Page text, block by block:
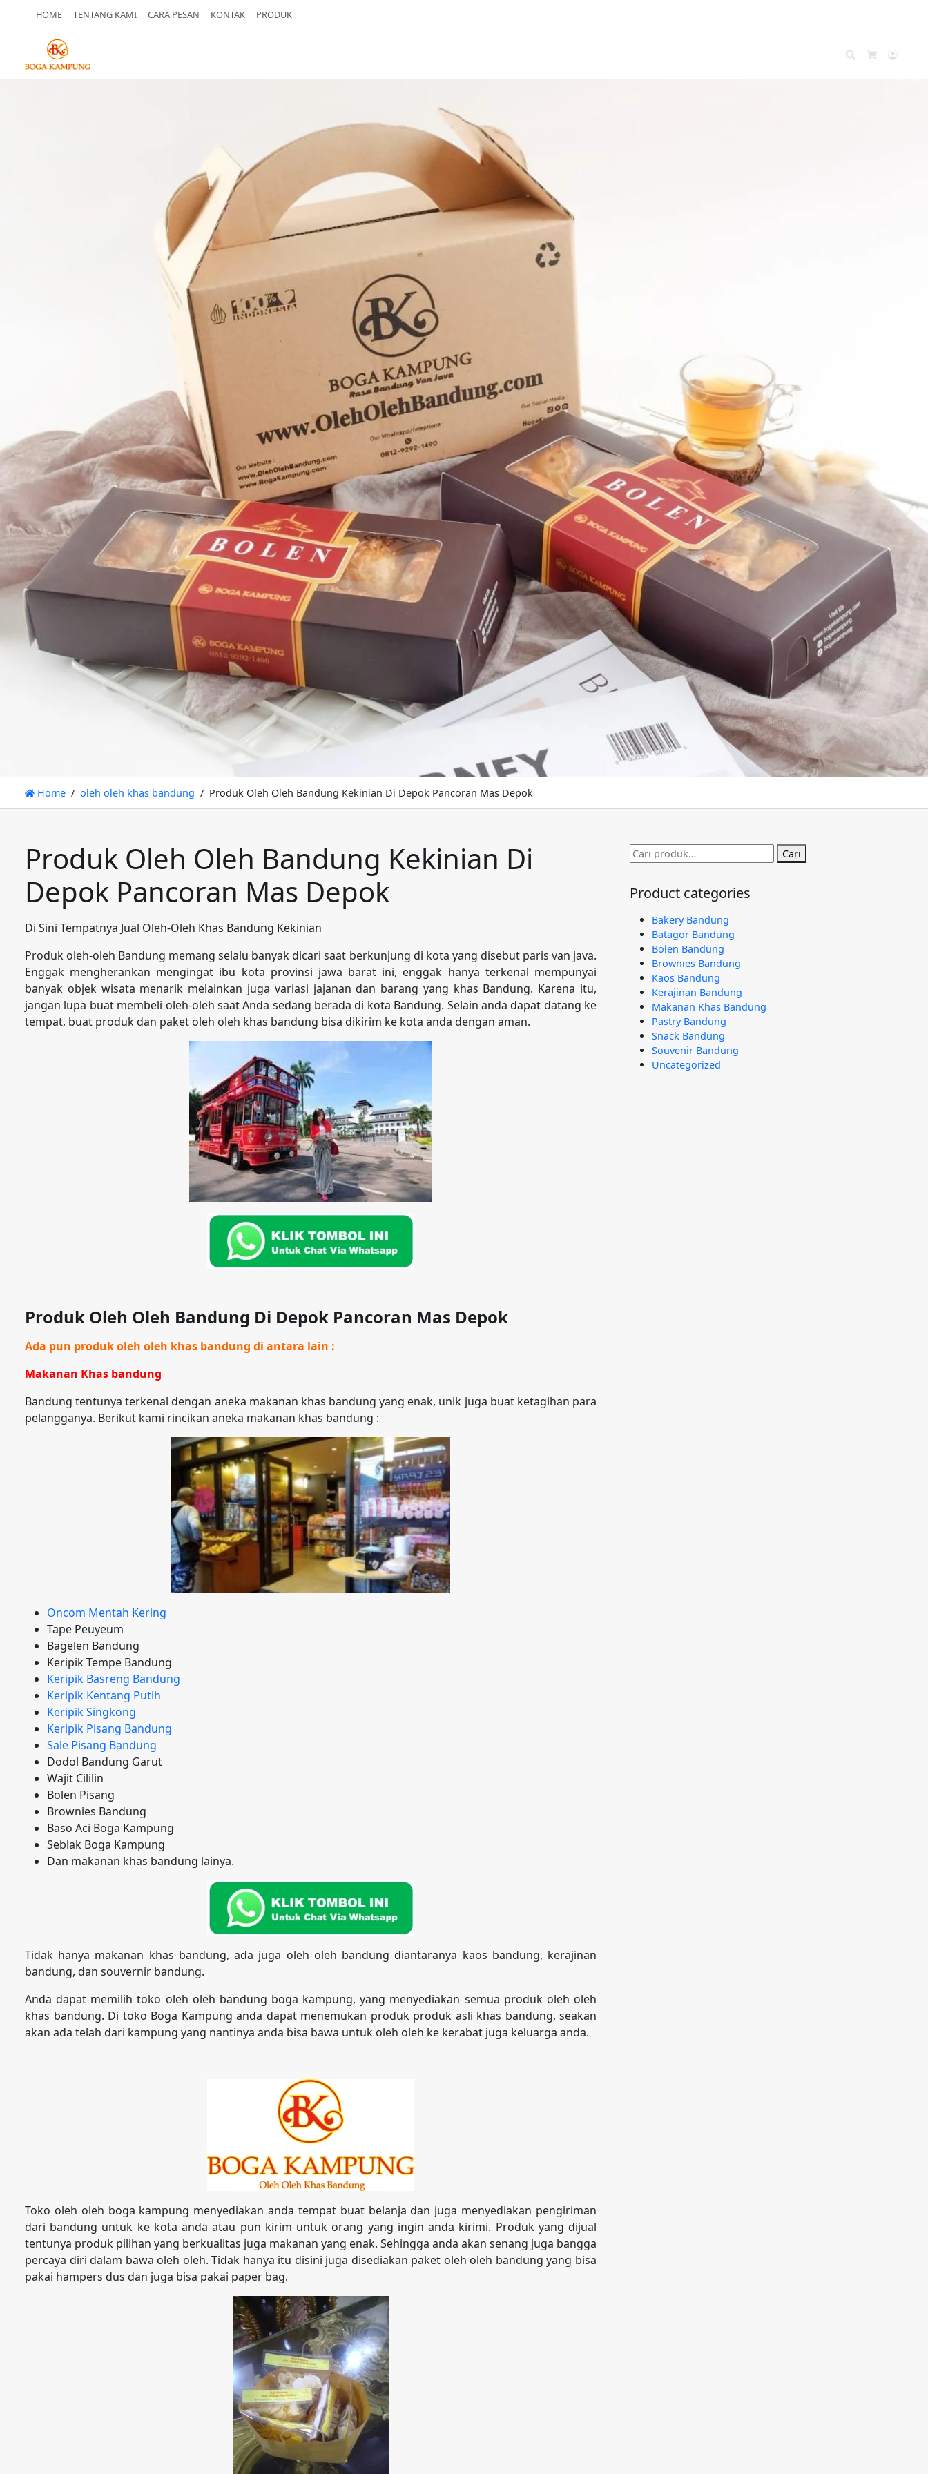
HOME TENTANG KAMI CARA PESAN KONTAK PRODUK
Search
Home oleh oleh khas bandung Produk Oleh Oleh Bandung Kekinian Di Depok Pancoran Mas Depok
Produk Oleh Oleh Bandung Kekinian Di
Depok Pancoran Mas Depok
Di Sini Tempatnya Jual Oleh-Oleh Khas Bandung Kekinian
Produk oleh-oleh Bandung memang selalu banyak dicari saat berkunjung di kota yang disebut paris van java.
Enggak mengherankan mengingat ibu kota provinsi jawa barat ini, enggak hanya terkenal mempunyai
banyak objek wisata menarik melainkan juga variasi jajanan dan barang yang khas Bandung. Karena itu,
jangan lupa buat membeli oleh-oleh saat Anda sedang berada di kota Bandung. Selain anda dapat datang ke
tempat, buat produk dan paket oleh oleh khas bandung bisa dikirim ke kota anda dengan aman.
Produk Oleh Oleh Bandung Di Depok Pancoran Mas Depok
Ada pun produk oleh oleh khas bandung di antara lain :
Makanan Khas bandung
Bandung tentunya terkenal dengan aneka makanan khas bandung yang enak, unik juga buat ketagihan para
pelangganya. Berikut kami rincikan aneka makanan khas bandung :
Oncom Mentah Kering
Tape Peuyeum
Bagelen Bandung
Keripik Tempe Bandung
Keripik Basreng Bandung
Keripik Kentang Putih
Keripik Singkong
Keripik Pisang Bandung
Sale Pisang Bandung
Dodol Bandung Garut
Wajit Cililin
Bolen Pisang
Brownies Bandung
Baso Aci Boga Kampung
Seblak Boga Kampung
Dan makanan khas bandung lainya.
Tidak hanya makanan khas bandung, ada juga oleh oleh bandung diantaranya kaos bandung, kerajinan
bandung, dan souvernir bandung.
Anda dapat memilih toko oleh oleh bandung boga kampung, yang menyediakan semua produk oleh oleh
khas bandung. Di toko Boga Kampung anda dapat menemukan produk produk asli khas bandung, seakan
akan ada telah dari kampung yang nantinya anda bisa bawa untuk oleh oleh ke kerabat juga keluarga anda.
Toko oleh oleh boga kampung menyediakan anda tempat buat belanja dan juga menyediakan pengiriman
dari bandung untuk ke kota anda atau pun kirim untuk orang yang ingin anda kirimi. Produk yang dijual
tentunya produk pilihan yang berkualitas juga makanan yang enak. Sehingga anda akan senang juga bangga
percaya diri dalam bawa oleh oleh. Tidak hanya itu disini juga disediakan paket oleh oleh bandung yang bisa
pakai hampers dus dan juga bisa pakai paper bag.
Pencarian
untuk:
Cari
Product categories
Bakery Bandung
Batagor Bandung
Bolen Bandung
Brownies Bandung
Kaos Bandung
Kerajinan Bandung
Makanan Khas Bandung
Pastry Bandung
Snack Bandung
Souvenir Bandung
Uncategorized